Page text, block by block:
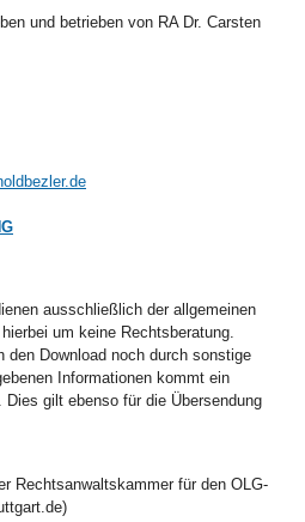
und betrieben von RA Dr. Carsten
ausschließlich der allgemeinen
um keine Rechtsberatung.
den Download noch durch sonstige
Informationen kommt ein
gilt ebenso für die Übersendung
Rechtsanwaltskammer für den OLG-